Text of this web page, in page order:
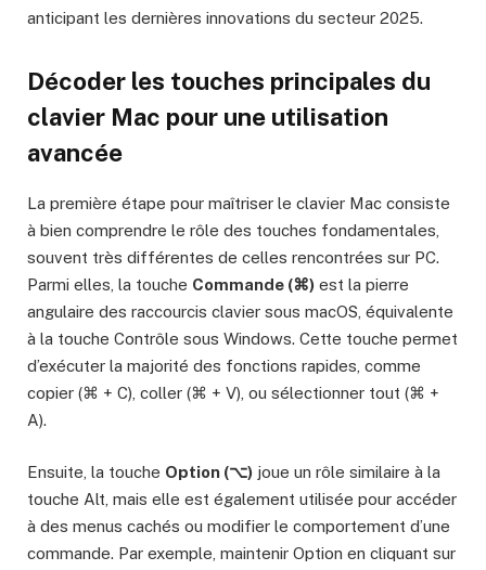
anticipant les dernières innovations du secteur 2025.
Décoder les touches principales du
clavier Mac pour une utilisation
avancée
La première étape pour maîtriser le clavier Mac consiste
à bien comprendre le rôle des touches fondamentales,
souvent très différentes de celles rencontrées sur PC.
Parmi elles, la touche Commande (⌘) est la pierre
angulaire des raccourcis clavier sous macOS, équivalente
à la touche Contrôle sous Windows. Cette touche permet
d’exécuter la majorité des fonctions rapides, comme
copier (⌘ + C), coller (⌘ + V), ou sélectionner tout (⌘ +
A).
Ensuite, la touche Option (⌥) joue un rôle similaire à la
touche Alt, mais elle est également utilisée pour accéder
à des menus cachés ou modifier le comportement d’une
commande. Par exemple, maintenir Option en cliquant sur